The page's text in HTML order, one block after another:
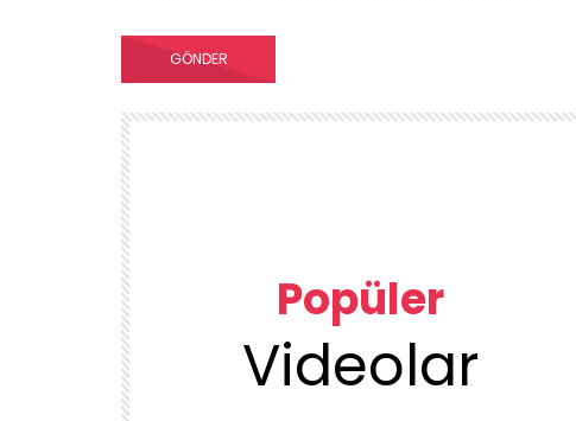
Popüler
Videolar